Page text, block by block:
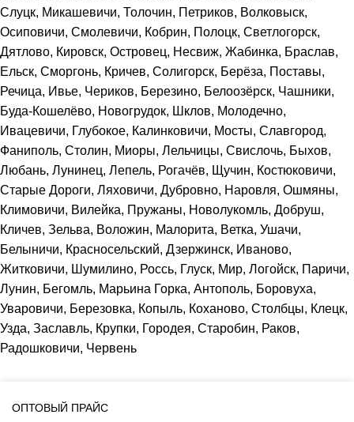
Слуцк, Микашевичи, Толочин, Петриков, Волковыск,
Осиповичи, Смолевичи, Кобрин, Полоцк, Светлогорск,
Дятлово, Кировск, Островец, Несвиж, Жабинка, Браслав,
Ельск, Сморгонь, Кричев, Солигорск, Берёза, Поставы,
Речица, Ивье, Чериков, Березино, Белоозёрск, Чашники,
Буда-Кошелёво, Новогрудок, Шклов, Молодечно,
Ивацевичи, Глубокое, Калинковичи, Мосты, Славгород,
Фаниполь, Столин, Миоры, Лельчицы, Свислочь, Быхов,
Любань, Лунинец, Лепель, Рогачёв, Щучин, Костюковичи,
Старые Дороги, Ляховичи, Дубровно, Наровля, Ошмяны,
Климовичи, Вилейка, Пружаны, Новолукомль, Добруш,
Кличев, Зельва, Воложин, Малорита, Ветка, Ушачи,
Белыничи, Красносельский, Дзержинск, Иваново,
Житковичи, Шумилино, Россь, Глуск, Мир, Логойск, Паричи,
Лунин, Бегомль, Марьина Горка, Антополь, Боровуха,
Уваровичи, Березовка, Копыль, Коханово, Столбцы, Клецк,
Узда, Заславль, Крупки, Городея, Старобин, Раков,
Радошковичи, Червень
ОПТОВЫЙ ПРАЙС